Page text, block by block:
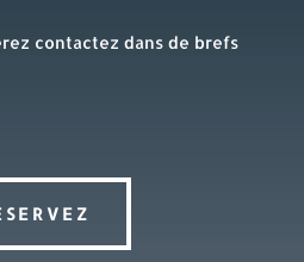
contactez dans de brefs